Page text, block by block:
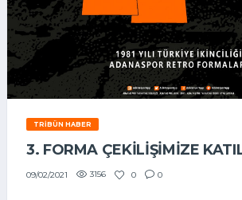
TRIBÜN HABER
3. FORMA ÇEKİLİŞİMİZE
09/02/2021 3156 0 0